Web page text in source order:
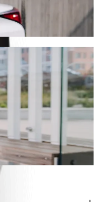
ZAR 56,10 ZAR.